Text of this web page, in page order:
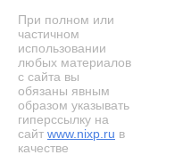
При полном или
частичном
использовании
любых материалов
с сайта вы
обязаны явным
образом указывать
гиперссылку на
сайт www.nixp.ru в
качестве